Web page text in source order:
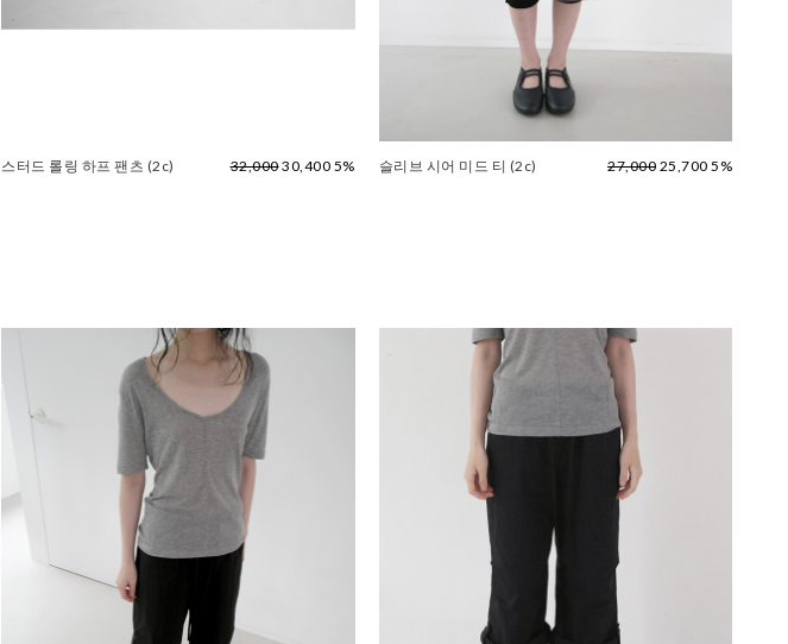
스터드 롤링 하프 팬츠 (2c) 32,00030,400 5% 슬리브 시어 미드 티 (2c) 27,000 25,700 5%